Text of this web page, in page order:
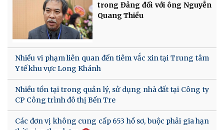
trong Đảng đối với ông Nguyễn
Quang Thiều
Nhiều vi phạm liên quan đến tiêm vắc xin tại Trung tâm
Y tế khu vực Long Khánh
Nhiều tồn tại trong quản lý, sử dụng nhà đất tại Công ty
CP Công trình đô thị Bến Tre
Các đơn vị không cung cấp 653 hồ sơ, buộc phải gia hạn